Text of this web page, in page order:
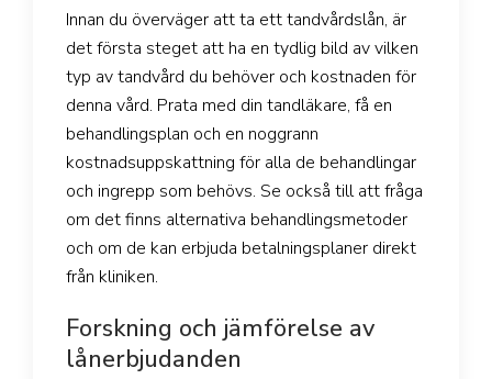
Innan du överväger att ta ett tandvårdslån, är
det första steget att ha en tydlig bild av vilken
typ av tandvård du behöver och kostnaden för
denna vård. Prata med din tandläkare, få en
behandlingsplan och en noggrann
kostnadsuppskattning för alla de behandlingar
och ingrepp som behövs. Se också till att fråga
om det finns alternativa behandlingsmetoder
och om de kan erbjuda betalningsplaner direkt
från kliniken.
Forskning och jämförelse av
lånerbjudanden